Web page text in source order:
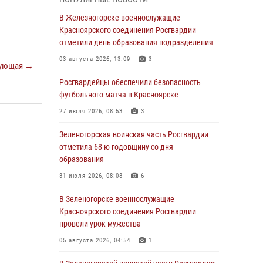
→
В Красноярске взрывотехники
спецподразделения Росгвардии уничтожили
артиллерийский снаряд
05 августа 2026, 04:52 1
В Красноярске сотрудники
вневедомственной охраны Росгвардии
задержали подозреваемого в серии краж из
04 августа 2026, 09:57
Сотрудники Росгвардии обеспечили
общественный порядок во время
Дудинке
04 августа 2026, 08:36 1
В Красноярске сотрудники Росгвардии
супермаркета
В Железногорске военнослужащие
Красноярского соединения Росгвардии
отметили день образования подразделения
03 августа 2026, 13:09 3
Росгвардейцы обеспечили безопасность
футбольного матча в Красноярске
27 июля 2026, 08:53 3
Зеленогорская воинская часть Росгвардии
отметила 68-ю годовщину со дня
образования
31 июля 2026, 08:08 6
В Зеленогорске военнослужащие
Красноярского соединения Росгвардии
провели урок мужества
05 августа 2026, 04:54 1